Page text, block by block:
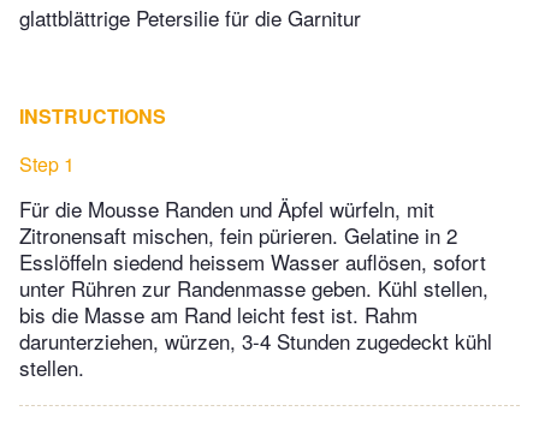
glattblättrige Petersilie für die Garnitur
INSTRUCTIONS
Step 1
Für die Mousse Randen und Äpfel würfeln, mit
Zitronensaft mischen, fein pürieren. Gelatine in 2
Esslöffeln siedend heissem Wasser auflösen, sofort
unter Rühren zur Randenmasse geben. Kühl stellen,
bis die Masse am Rand leicht fest ist. Rahm
darunterziehen, würzen, 3-4 Stunden zugedeckt kühl
stellen.